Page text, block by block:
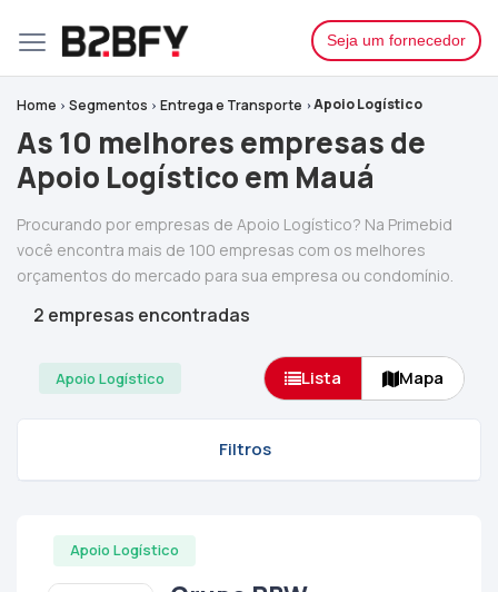
Seja um fornecedor
Home Segmentos Entrega e Transporte Apoio Logístico
As 10 melhores empresas de
Apoio Logístico em Mauá
Procurando por empresas de Apoio Logístico? Na Primebid
você encontra mais de 100 empresas com os melhores
orçamentos do mercado para sua empresa ou condomínio.
2 empresas encontradas
Apoio Logístico Lista Mapa
Filtros
Apoio Logístico